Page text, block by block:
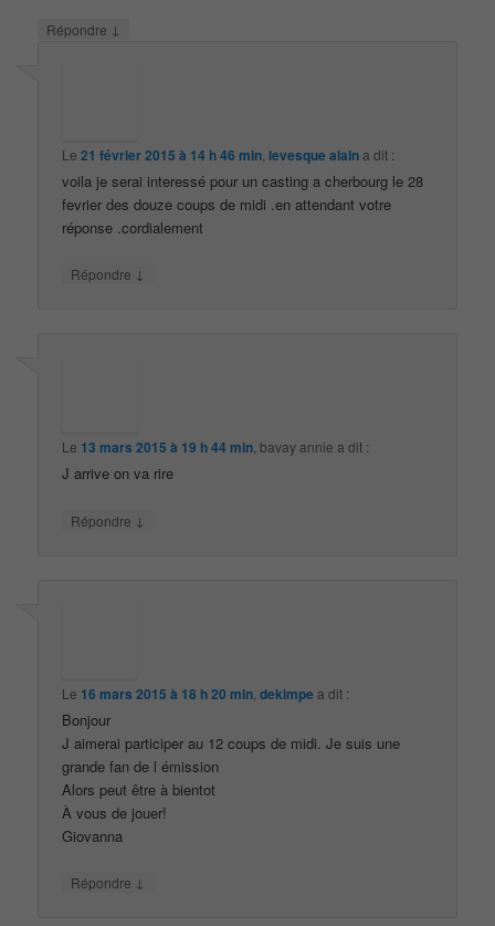
Répondre ↓
Le21 février 2015 à 14 h 46 min levesque alaina dit :
voila je serai interessé pour un casting a cherbourg le 28
fevrier des douze coups de midi .en attendant votre
réponse .cordialement
Répondre ↓
Le 13 mars 2015 à 19 h 44 min, bavay annie a dit :
J arrive on va rire
Répondre ↓
Le 16 mars 2015 à 18 h 20 min ,dekimpe a dit :
Bonjour
J aimerai participer au 12 coups de midi. Je suis une
grande fan de l émission
Alors peut être à bientot
À vous de jouer!
Giovanna
Répondre ↓